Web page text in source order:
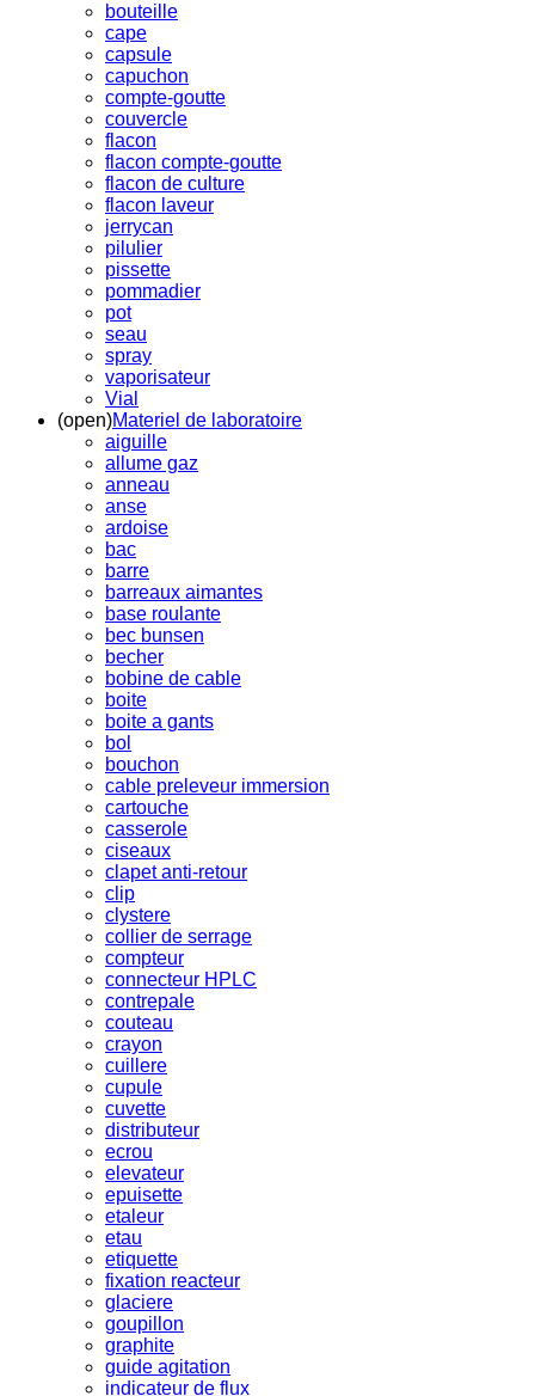
bouteille
cape
capsule
capuchon
compte-goutte
couvercle
flacon
flacon compte-goutte
flacon de culture
flacon laveur
jerrycan
pilulier
pissette
pommadier
pot
seau
spray
vaporisateur
Vial
(open)Materiel de laboratoire
aiguille
allume gaz
anneau
anse
ardoise
bac
barre
barreaux aimantes
base roulante
bec bunsen
becher
bobine de cable
boite
boite a gants
bol
bouchon
cable preleveur immersion
cartouche
casserole
ciseaux
clapet anti-retour
clip
clystere
collier de serrage
compteur
connecteur HPLC
contrepale
couteau
crayon
cuillere
cupule
cuvette
distributeur
ecrou
elevateur
epuisette
etaleur
etau
etiquette
fixation reacteur
glaciere
goupillon
graphite
guide agitation
indicateur de flux